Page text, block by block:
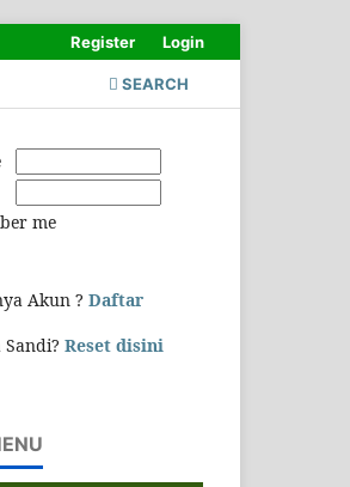
SEARCH
Register Login
me
Akun ? Daftar
Reset disini